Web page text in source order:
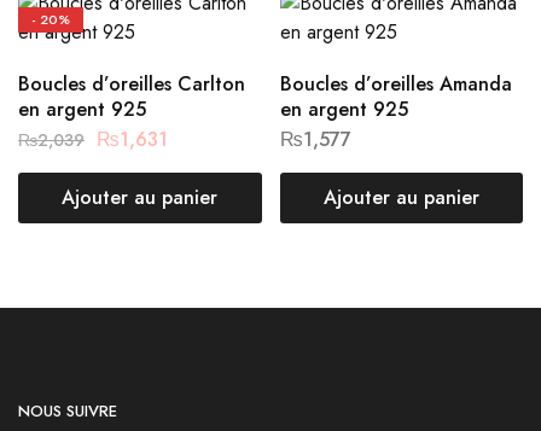
- 20%
Boucles d’oreilles Carlton
en argent 925
₨2,039 ₨1,631
Ajouter au panier
Boucles d’oreilles Amanda
en argent 925
₨1,577
Ajouter au panier
NOUS SUIVRE